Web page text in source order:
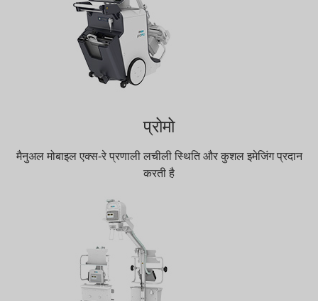
प्रोमो
मैनुअल मोबाइल एक्स-रे प्रणाली लचीली स्थिति और कुशल इमेजिंग प्रदान
करती है